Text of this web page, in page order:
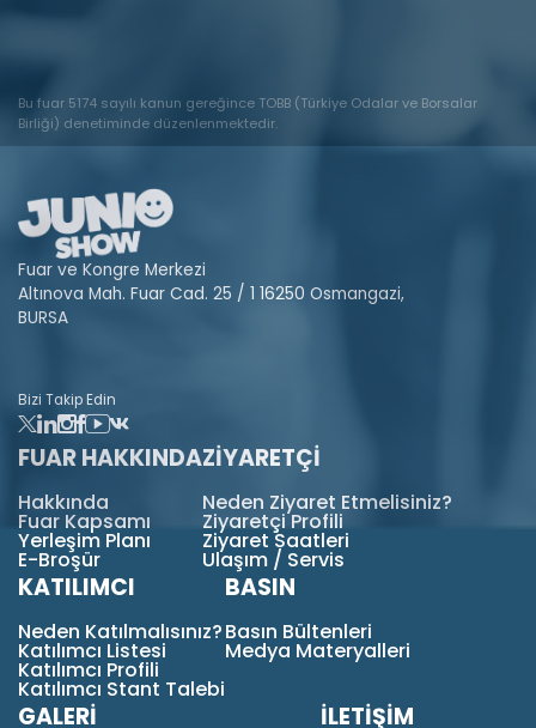
Bu fuar 5174 sayılı kanun gereğince TOBB (Türkiye Odalar ve Borsalar
Birliği) denetiminde düzenlenmektedir.
Fuar ve Kongre Merkezi
Altınova Mah. Fuar Cad. 25 / 1 16250 Osmangazi,
BURSA
Bizi Takip Edin
FUAR HAKKINDA
Hakkında
Fuar Kapsamı
Yerleşim Planı
E-Broşür
ZİYARETÇİ
Neden Ziyaret Etmelisiniz?
Ziyaretçi Profili
Ziyaret Saatleri
Ulaşım / Servis
KATILIMCI
Neden Katılmalısınız?
Katılımcı Listesi
Katılımcı Profili
Katılımcı Stant Talebi
BASIN
Basın Bültenleri
Medya Materyalleri
GALERİ İLETİŞİM